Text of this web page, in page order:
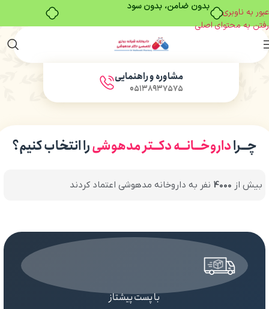
خرید قسطی با ترب‌پی
عبور به ناوبری
رفتن به محتوای اصلی
مشاوره و راهنمایی
05138937575
چــراداروخــانــه دکــتر مدهوشیرا انتخاب کنیم؟
بیش از 4000 نفر به داروخانه مدهوشی اعتماد کردند
با پست پیشتاز